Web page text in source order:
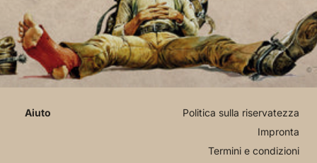
Politica sulla riservatezza
Impronta
Termini e condizioni